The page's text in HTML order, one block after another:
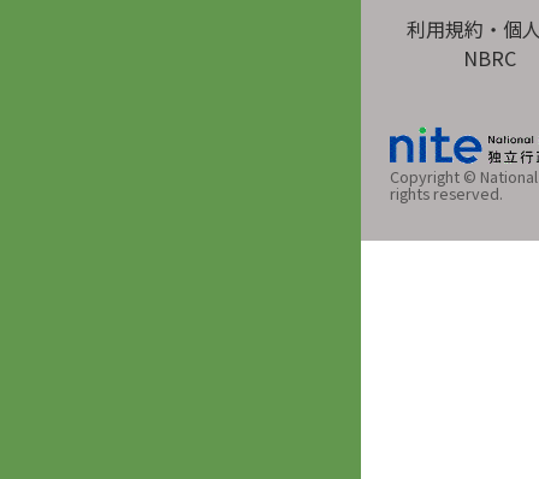
利用規約・個
NBRC
Copyright ©
rights reserved.